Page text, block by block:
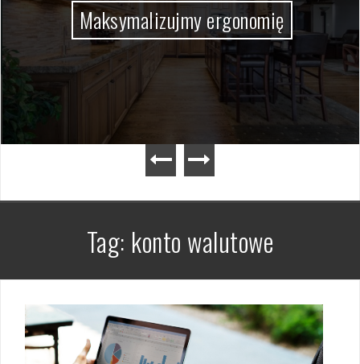
Maksymalizujmy ergonomię
Tag: konto walutowe